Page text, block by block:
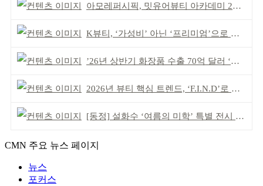
아모레퍼시픽, 밋유어뷰티 아카데미 2기 발대식
K뷰티, ‘가성비’ 아닌 ‘프리미엄’으로 승부걸어야
’26년 상반기 화장품 수출 70억 달러 ‘역대 최고’
2026년 뷰티 핵심 트렌드, ‘F.I.N.D’로 읽는다
[동정] 설화수 ‘여름의 미학’ 특별 전시 개최
CMN 주요 뉴스 페이지
뉴스
포커스